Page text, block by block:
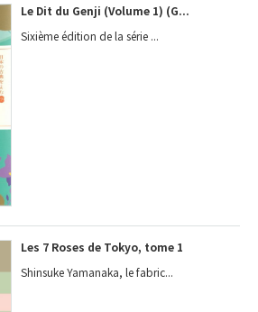
Le Dit du Genji (Volume 1) (G...
Sixième édition de la série ...
Les 7 Roses de Tokyo, tome 1
Shinsuke Yamanaka, le fabric...